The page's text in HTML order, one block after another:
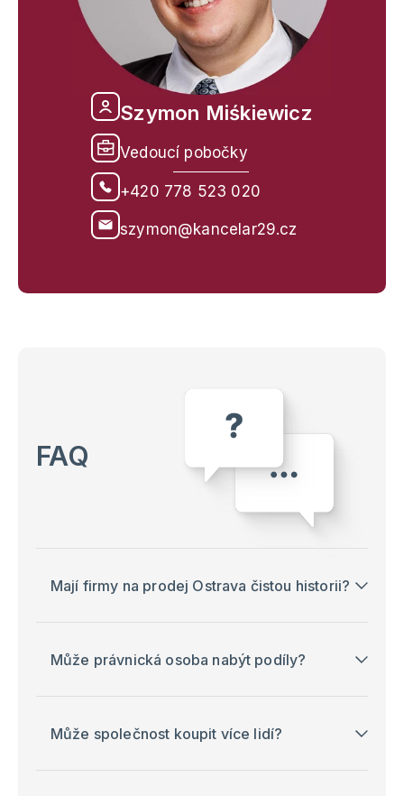
Szymon Miśkiewicz
Vedoucí pobočky
+420 778 523 020
szymon@kancelar29.cz
FAQ
Mají firmy na prodej Ostrava čistou historii?
Může právnická osoba nabýt podíly?
Může společnost koupit více lidí?